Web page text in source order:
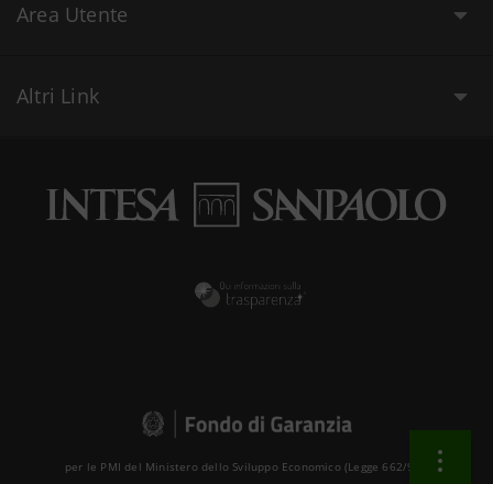
Area Utente
Altri Link
per le PMI del Ministero dello Sviluppo Economico (Legge 662/96 )